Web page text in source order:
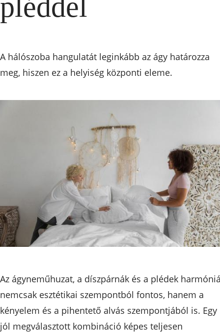
pléddel
A hálószoba hangulatát leginkább az ágy határozza
meg, hiszen ez a helyiség központi eleme.
Az ágyneműhuzat, a díszpárnák és a plédek
nemcsak esztétikai szempontból fontos, hanem a
kényelem és a pihentető alvás szempontjából is. Egy
jól megválasztott kombináció képes teljesen